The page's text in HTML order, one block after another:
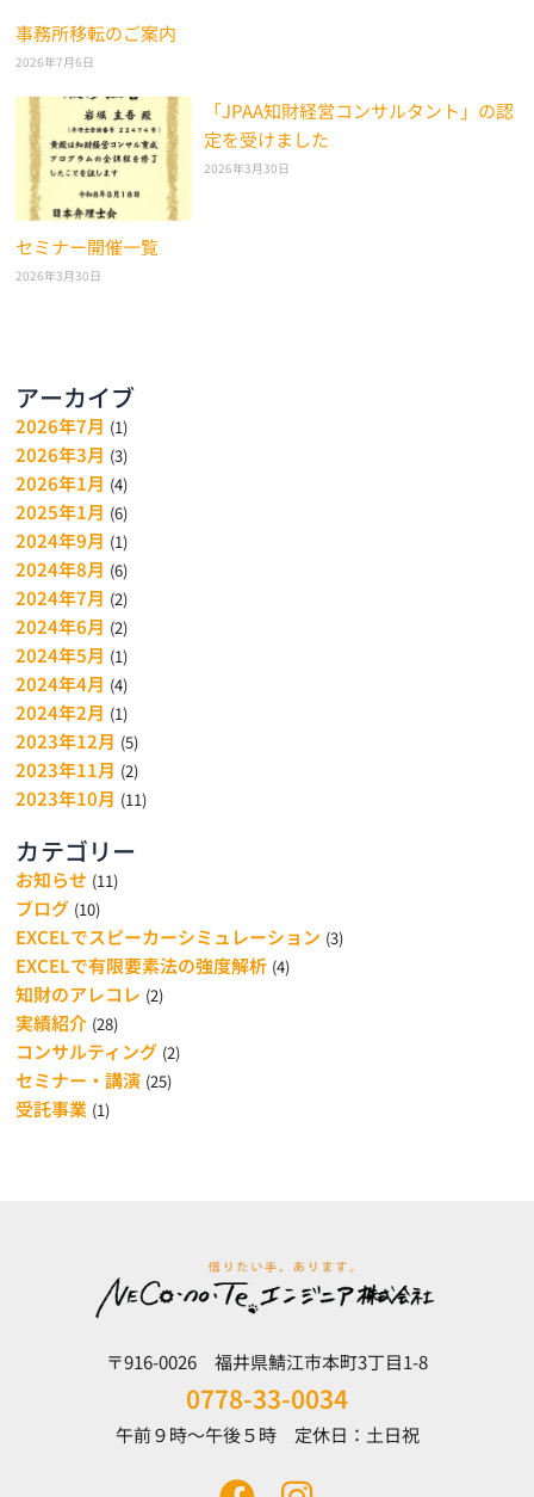
事務所移転のご案内
2026年7月6日
「JPAA知財経営コンサルタント」の認
定を受けました
2026年3月30日
セミナー開催一覧
2026年3月30日
アーカイブ
2026年7月 (1)
2026年3月 (3)
2026年1月 (4)
2025年1月 (6)
2024年9月 (1)
2024年8月 (6)
2024年7月 (2)
2024年6月 (2)
2024年5月 (1)
2024年4月 (4)
2024年2月 (1)
2023年12月 (5)
2023年11月 (2)
2023年10月 (11)
カテゴリー
お知らせ (11)
ブログ (10)
EXCELでスピーカーシミュレーション (3)
EXCELで有限要素法の強度解析 (4)
知財のアレコレ (2)
実績紹介 (28)
コンサルティング (2)
セミナー・講演 (25)
受託事業 (1)
〒916-0026 福井県鯖江市本町3丁目1-8
0778-33-0034
午前９時～午後５時 定休日：土日祝